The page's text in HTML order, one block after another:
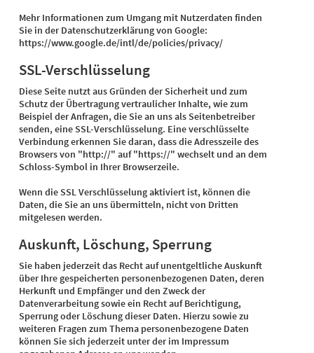
Mehr Informationen zum Umgang mit Nutzerdaten finden
Sie in der Datenschutzerklärung von Google:
https://www.google.de/intl/de/policies/privacy/
SSL-Verschlüsselung
Diese Seite nutzt aus Gründen der Sicherheit und zum
Schutz der Übertragung vertraulicher Inhalte, wie zum
Beispiel der Anfragen, die Sie an uns als Seitenbetreiber
senden, eine SSL-Verschlüsselung. Eine verschlüsselte
Verbindung erkennen Sie daran, dass die Adresszeile des
Browsers von "http://" auf "https://" wechselt und an dem
Schloss-Symbol in Ihrer Browserzeile.
Wenn die SSL Verschlüsselung aktiviert ist, können die
Daten, die Sie an uns übermitteln, nicht von Dritten
mitgelesen werden.
Auskunft, Löschung, Sperrung
Sie haben jederzeit das Recht auf unentgeltliche Auskunft
über Ihre gespeicherten personenbezogenen Daten, deren
Herkunft und Empfänger und den Zweck der
Datenverarbeitung sowie ein Recht auf Berichtigung,
Sperrung oder Löschung dieser Daten. Hierzu sowie zu
weiteren Fragen zum Thema personenbezogene Daten
können Sie sich jederzeit unter der im Impressum